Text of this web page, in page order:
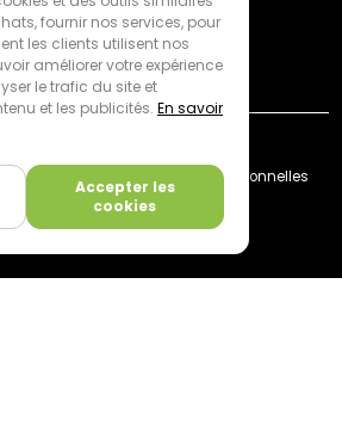
Mentions légales
Données personnelles
Cookies
fournir nos services, pour
les clients utilisent nos
améliorer votre expérience
le trafic du site et
et les publicités. En savoir
Accepter les
cookies